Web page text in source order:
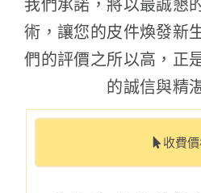
我們承諾，將以最誠懇
術，讓您的皮件煥發新
們的評價之所以高，正
的誠信與精
收費